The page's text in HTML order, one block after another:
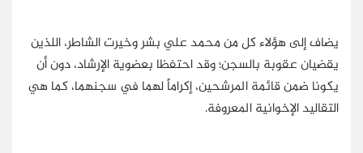
يضاف إلى هؤلاء كل من محمد علي بشر وخيرت الشاطر، اللذين
يقضيان عقوبة بالسجن؛ وقد احتفظا بعضوية الإرشاد، دون أن
يكونا ضمن قائمة المرشحين، إكراماً لهما في سجنهما، كما هي
التقاليد الإخوانية المعروفة.